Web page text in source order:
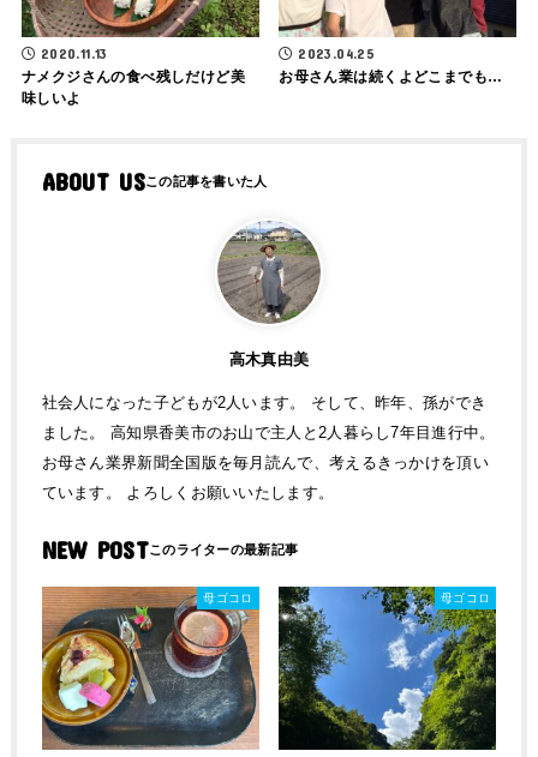
2020.11.13
ナメクジさんの食べ残しだけど美
味しいよ
2023.04.25
お母さん業は続くよどこまでも…
ABOUT US
高木真由美
社会人になった子どもが2人います。 そして、昨年、孫ができ
ました。 高知県香美市のお山で主人と2人暮らし7年目進行中。
お母さん業界新聞全国版を毎月読んで、考えるきっかけを頂い
ています。 よろしくお願いいたします。
NEW POST
母ゴコロ 母ゴコロ